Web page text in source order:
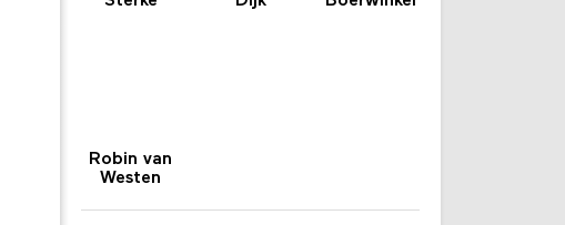
Pam de
Dick van
Gijs
Robin van
Westen